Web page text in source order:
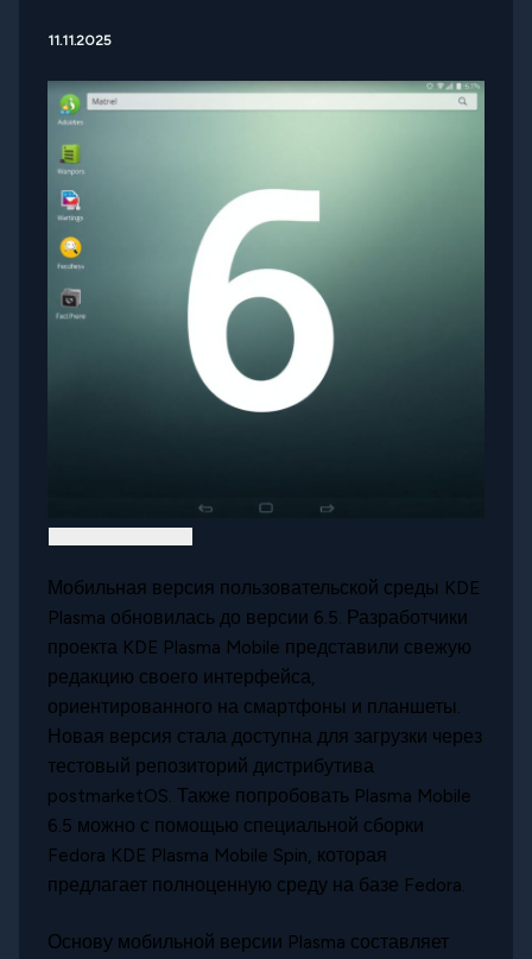
11.11.2025
Мобильная версия пользовательской среды KDE
Plasma обновилась до версии 6.5. Разработчики
проекта KDE Plasma Mobile представили свежую
редакцию своего интерфейса,
ориентированного на смартфоны и планшеты.
Новая версия стала доступна для загрузки через
тестовый репозиторий дистрибутива
postmarketOS. Также попробовать Plasma Mobile
6.5 можно с помощью специальной сборки
Fedora KDE Plasma Mobile Spin, которая
предлагает полноценную среду на базе Fedora.
Основу мобильной версии Plasma составляет